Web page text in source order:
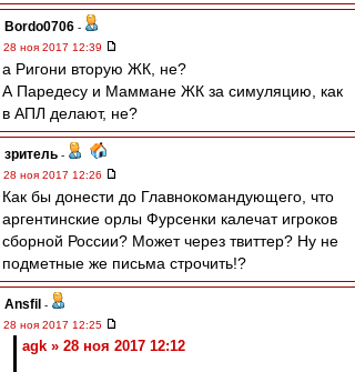
Bordo0706 -
28 ноя 2017 12:39
а Ригони вторую ЖК, не?
А Паредесу и Маммане ЖК за симуляцию, как
в АПЛ делают, не?
зpитель -
28 ноя 2017 12:26
Как бы донести до Главнокомандующего, что
аргентинские орлы Фурсенки калечат игроков
сборной России? Может через твиттер? Ну не
подметные же письма строчить!?
Ansfil -
28 ноя 2017 12:25
agk » 28 ноя 2017 12:12